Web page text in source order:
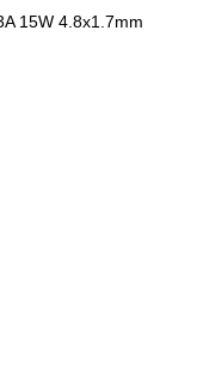
15W 4.8x1.7mm